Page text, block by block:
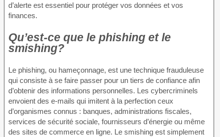
d’alerte est essentiel pour protéger vos données et vos
finances.
Qu’est-ce que le phishing et le
smishing?
Le phishing, ou hameçonnage, est une technique frauduleuse
qui consiste à se faire passer pour un tiers de confiance afin
d’obtenir des informations personnelles. Les cybercriminels
envoient des e-mails qui imitent à la perfection ceux
d’organismes connus : banques, administrations fiscales,
services de sécurité sociale, fournisseurs d’énergie ou même
des sites de commerce en ligne. Le smishing est simplement